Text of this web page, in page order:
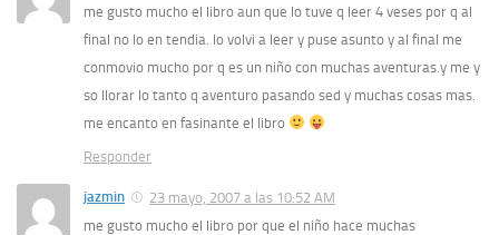
me gusto mucho el libro aun que lo tuve q leer 4 veses por q al
final no lo en tendia. lo volvi a leer y puse asunto y al final me
conmovio mucho por q es un niño con muchas aventuras.y me y
so llorar lo tanto q aventuro pasando sed y muchas cosas mas.
me encanto en fasinante el libro
Responder
jazmin
23 mayo, 2007 a las 10:52 AM
me gusto mucho el libro por que el niño hace muchas